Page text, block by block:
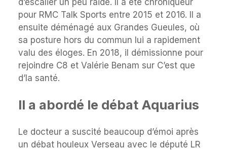
d’escalier un peu raide. Il a été chroniqueur
pour RMC Talk Sports entre 2015 et 2016. Il a
ensuite déménagé aux Grandes Gueules, où
sa posture hors du commun lui a rapidement
valu des éloges. En 2018, il démissionne pour
rejoindre C8 et Valérie Benam sur C’est que
d’la santé.
Il a abordé le débat Aquarius
Le docteur a suscité beaucoup d’émoi après
un débat houleux Verseau avec le député LR